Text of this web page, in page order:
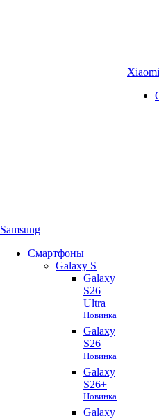
Samsung
Смартфоны
Galaxy S
Galaxy
S26
Ultra
Новинка
Galaxy
S26
Новинка
Galaxy
S26+
Новинка
Galaxy
Xiaomi